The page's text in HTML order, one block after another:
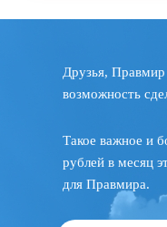
Друзья,
возможность
Такое важное и
рублей в месяц
для Правмира.